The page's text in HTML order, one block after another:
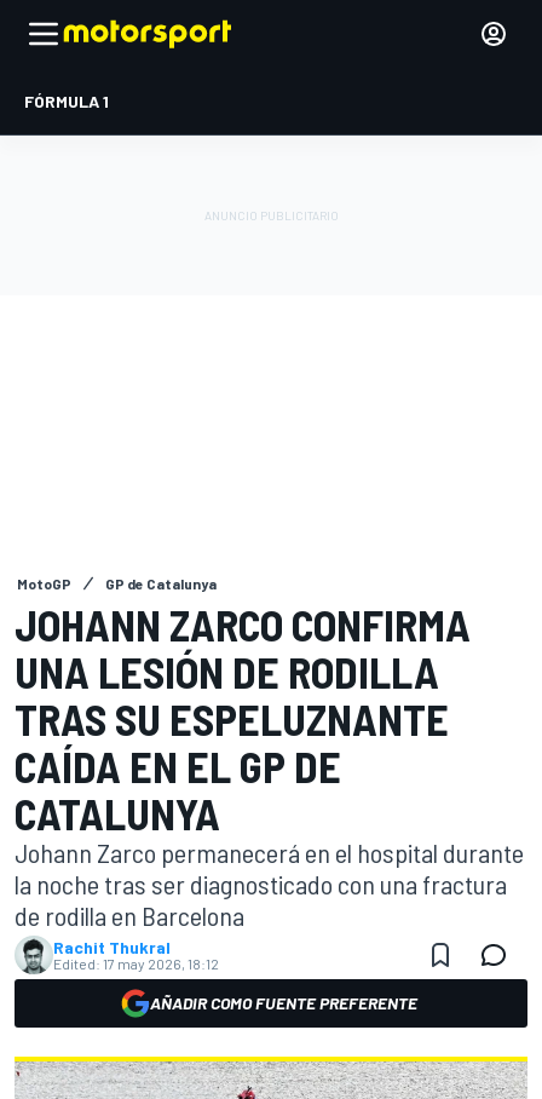
FÓRMULA 1
MotoGP GP de Catalunya
JOHANN ZARCO CONFIRMA
UNA LESIÓN DE RODILLA
TRAS SU ESPELUZNANTE
CAÍDA EN EL GP DE
CATALUNYA
Johann Zarco permanecerá en el hospital durante
la noche tras ser diagnosticado con una fractura
de rodilla en Barcelona
Rachit Thukral
Edited: 17 may 2026, 18:12
AÑADIR COMO FUENTE PREFERENTE